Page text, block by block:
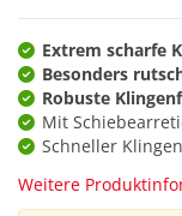
Extrem scharfe
Besonders
Robuste
Mit
Schneller
Weitere